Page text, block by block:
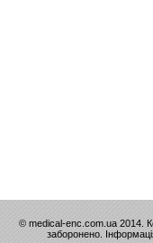
© medical-enc.com.ua 2014.
заборонено.